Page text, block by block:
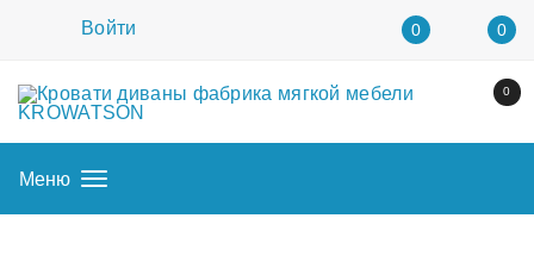
Войти 0 0
0
Меню